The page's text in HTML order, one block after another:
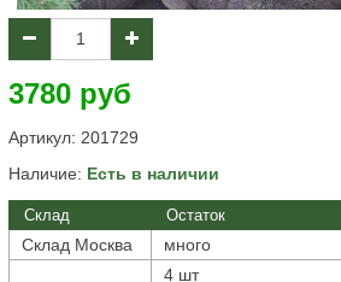
3780 руб
Артикул: 201729
Наличие: Есть в наличии
Склад Остаток
Склад Москва много
4 шт